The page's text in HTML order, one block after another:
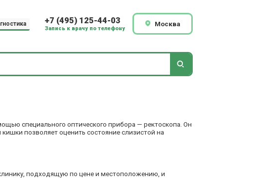
+7 (495) 125-44-03
Запись к врачу по телефону
Москва
специального оптического прибора — ректоскопа. Он
позволяет оценить состояние слизистой на
подходящую по цене и местоположению, и